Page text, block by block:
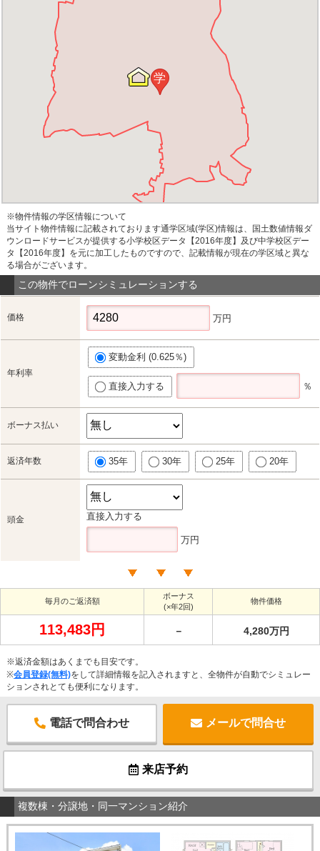
学
※物件情報の学区情報について
当サイト物件情報に記載されております通学区域(学区)情報は、国土数値情報ダ
ウンロードサービスが提供する小学校区データ【2016年度】及び中学校区デー
タ【2016年度】を元に加工したものですので、記載情報が現在の学区域と異な
る場合がございます。
この物件でローンシミュレーションする
価格 万円
年利率
変動金利 (0.625％)
直接入力する ％
ボーナス払い
返済年数 35年 30年 25年 20年
頭金 直接入力する
万円
毎月のご返済額
ボーナス
(×年2回)
物件価格
113,483円 － 4,280万円
※返済金額はあくまでも目安です。
※会員登録(無料)をして詳細情報を記入されますと、全物件が自動でシミュレー
ションされとても便利になります。
電話で問合わせ メールで問合せ
来店予約
複数棟・分譲地・同一マンション紹介